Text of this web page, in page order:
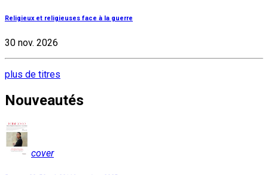
Religieux et religieuses face à la guerre
30 nov. 2026
plus de titres
Nouveautés
cover